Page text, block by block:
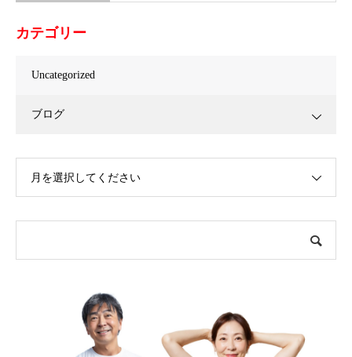
カテゴリー
Uncategorized
ブログ
月を選択してください